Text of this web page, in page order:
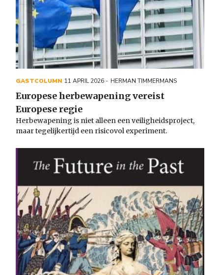
GASTCOLUMN 11 APRIL 2026 HERMAN TIMMERMANS
Europese herbewapening vereist
Europese regie
Herbewapening is niet alleen een veiligheidsproject,
maar tegelijkertijd een risicovol experiment.